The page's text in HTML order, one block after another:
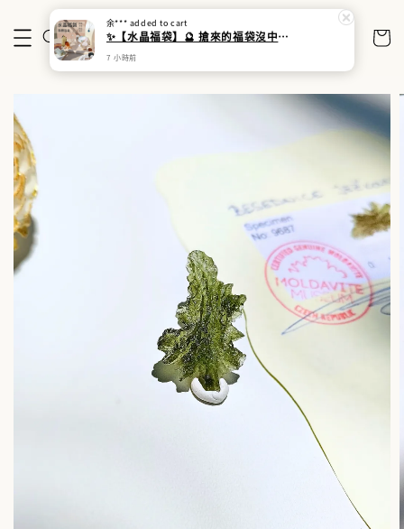
余*** added to cart
✨【水晶福袋】🔮 搶來的福袋沒中獎？水晶福袋幫你翻盤💎能量UP💎
7 小時前